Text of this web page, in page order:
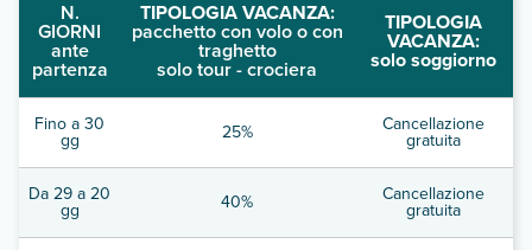
N.
GIORNI
ante
partenza
TIPOLOGIA VACANZA:
pacchetto con volo o con
traghetto
solo tour - crociera
TIPOLOGIA
VACANZA:
solo soggiorno
Fino a 30
gg 25% Cancellazione
gratuita
Da 29 a 20
gg 40% Cancellazione
gratuita